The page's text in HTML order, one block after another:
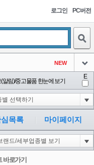
로그인 PC버전
NEW
아이콘
아이콘
아이콘
-16
아이콘
0
알림)/중고물품 한눈에 보기
E
목록 마이페이지
바로가기